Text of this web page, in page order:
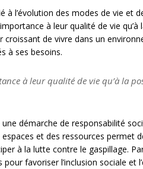
l’évolution des modes de vie et
à leur qualité de vie qu’à
de vivre dans un
à ses besoins.
à leur qualité de vie qu’à la
une démarche de responsabilité
et des ressources permet
à la lutte contre le gaspillage.
favoriser l’inclusion sociale et